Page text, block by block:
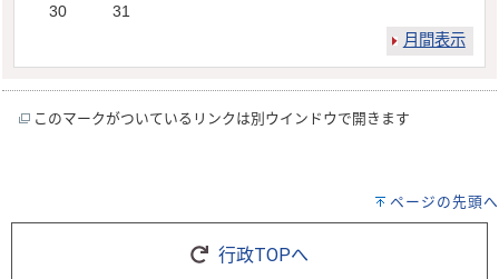
30
31
月間表示
このマークがついているリンクは別ウインドウで開きます
ページの先頭へ
行政TOPへ